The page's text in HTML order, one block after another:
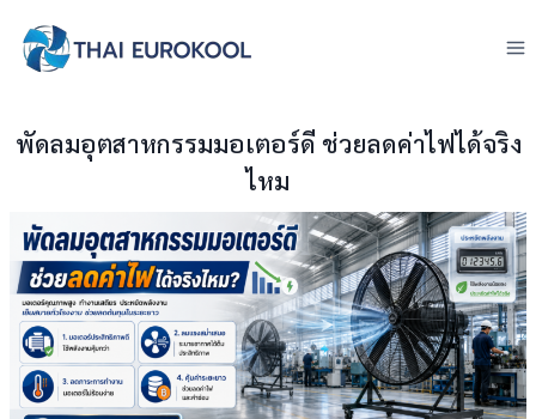
content
พัดลมอุตสาหกรรมมอเตอร์ดี ช่วยลดค่าไฟได้จริง
ไหม